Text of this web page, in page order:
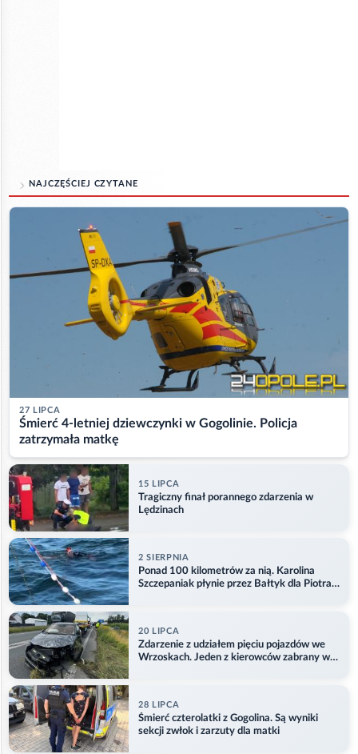
NAJCZĘŚCIEJ CZYTANE
27 LIPCA
Śmierć 4-letniej dziewczynki w Gogolinie. Policja
zatrzymała matkę
15 LIPCA
Tragiczny finał porannego zdarzenia w
Lędzinach
2 SIERPNIA
Ponad 100 kilometrów za nią. Karolina
Szczepaniak płynie przez Bałtyk dla Piotra.
20 LIPCA
Zdarzenie z udziałem pięciu pojazdów we
Wrzoskach. Jeden z kierowców zabrany w
28 LIPCA
Śmierć czterolatki z Gogolina. Są wyniki
sekcji zwłok i zarzuty dla matki